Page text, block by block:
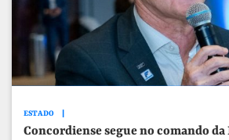
ESTADO
Concordiense segue no comando da